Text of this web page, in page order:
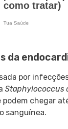
da
por
Staphylococcus
chegar
sanguínea.